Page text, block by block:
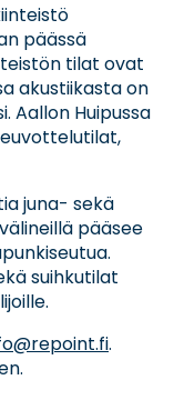
päässä
tilat ovat
akustiikasta on
Aallon Huipussa
juna- sekä
pääsee
suihkutilat
.